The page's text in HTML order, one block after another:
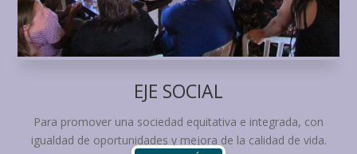
EJE SOCIAL
Para promover una sociedad equitativa e integrada, con
igualdad de oportunidades y mejora de la calidad de vida.